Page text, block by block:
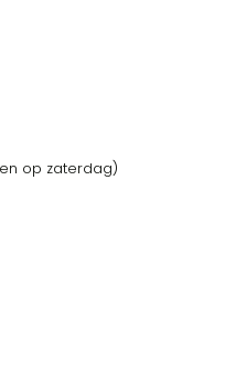
op zaterdag)